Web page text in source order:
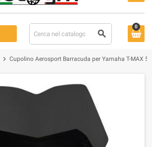
search
0
chevron_right Cupolino Aerosport Barracuda per Yamaha T-MAX